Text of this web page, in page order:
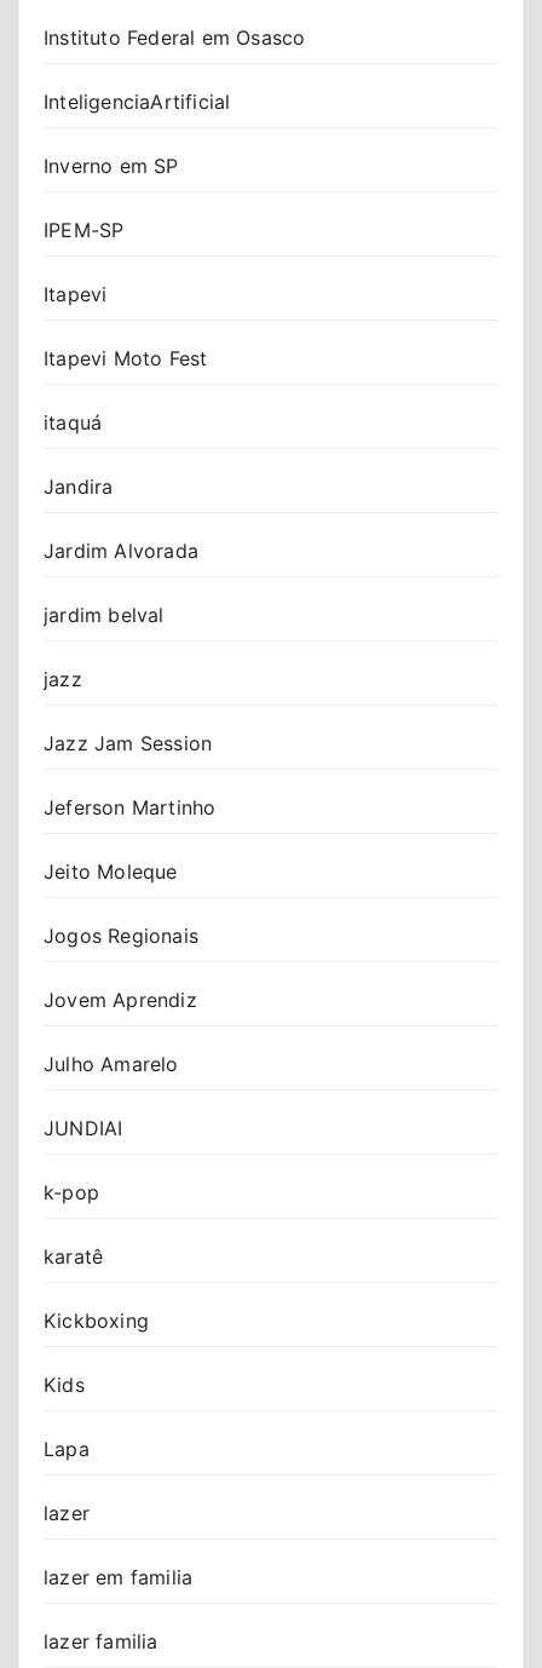
Instituto Federal em Osasco
InteligenciaArtificial
Inverno em SP
IPEM-SP
Itapevi
Itapevi Moto Fest
itaquá
Jandira
Jardim Alvorada
jardim belval
jazz
Jazz Jam Session
Jeferson Martinho
Jeito Moleque
Jogos Regionais
Jovem Aprendiz
Julho Amarelo
JUNDIAI
k-pop
karatê
Kickboxing
Kids
Lapa
lazer
lazer em familia
lazer familia